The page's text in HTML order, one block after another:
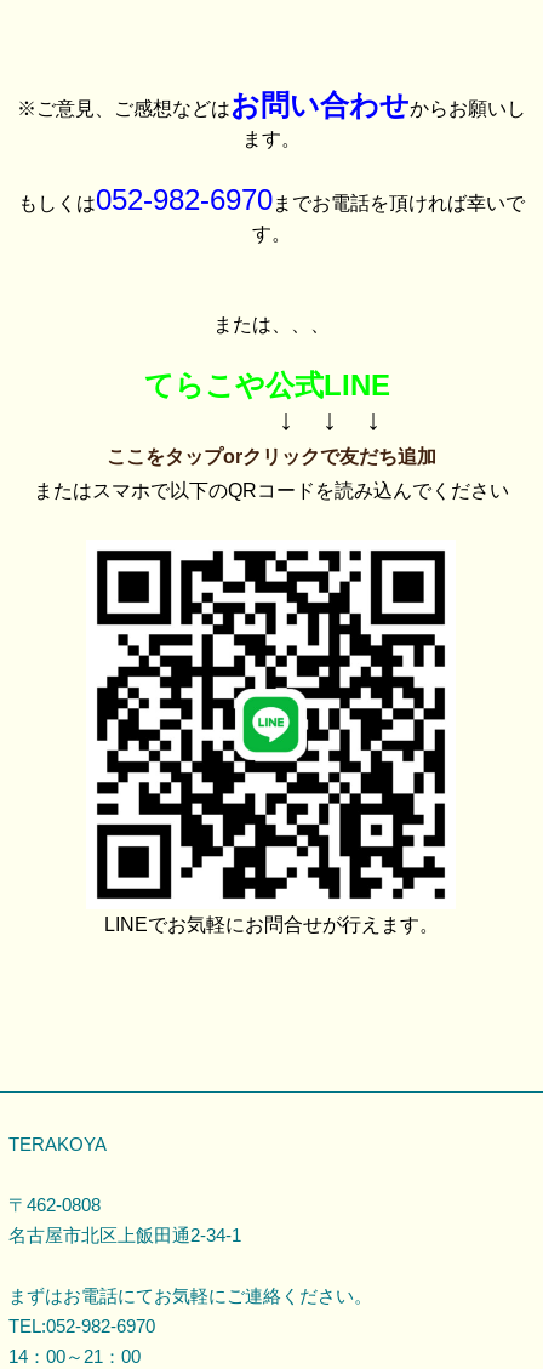
※ご意見、ご感想などはお問い合わせからお願いし
ます。
もしくは052-982-6970までお電話を頂ければ幸いで
す。
または、、、
てらこや公式LINE
↓ ↓ ↓
ここをタップorクリックで友だち追加
またはスマホで以下のQRコードを読み込んでください
LINEでお気軽にお問合せが行えます。
TERAKOYA
〒462-0808
名古屋市北区上飯田通2-34-1
まずはお電話にてお気軽にご連絡ください。
TEL:052-982-6970
14：00～21：00